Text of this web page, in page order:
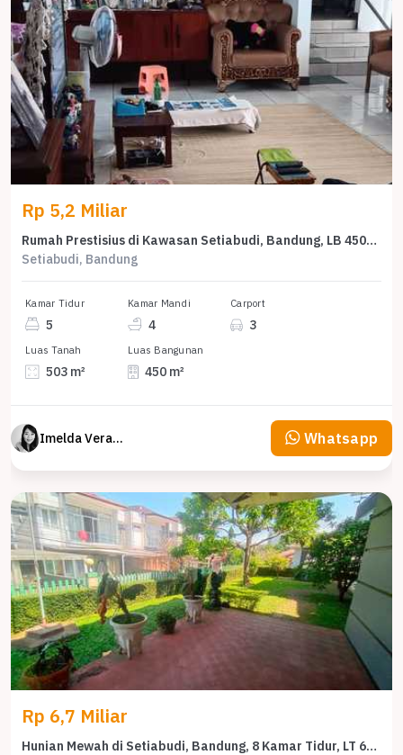
Rp 5,2 Miliar
Rumah Prestisius di Kawasan Setiabudi, Bandung, LB 450m², Harga 5,2 Miliar
Setiabudi, Bandung
Kamar Tidur
5
Kamar Mandi
4
Carport
3
Luas Tanah
503 m²
Luas Bangunan
450 m²
Imelda Veranika Whatsapp
Rp 6,7 Miliar
Hunian Mewah di Setiabudi, Bandung, 8 Kamar Tidur, LT 624m²